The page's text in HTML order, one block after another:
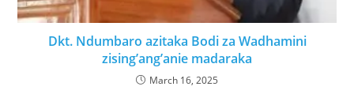
Dkt. Ndumbaro azitaka Bodi za Wadhamini
zising’ang’anie madaraka
March 16, 2025